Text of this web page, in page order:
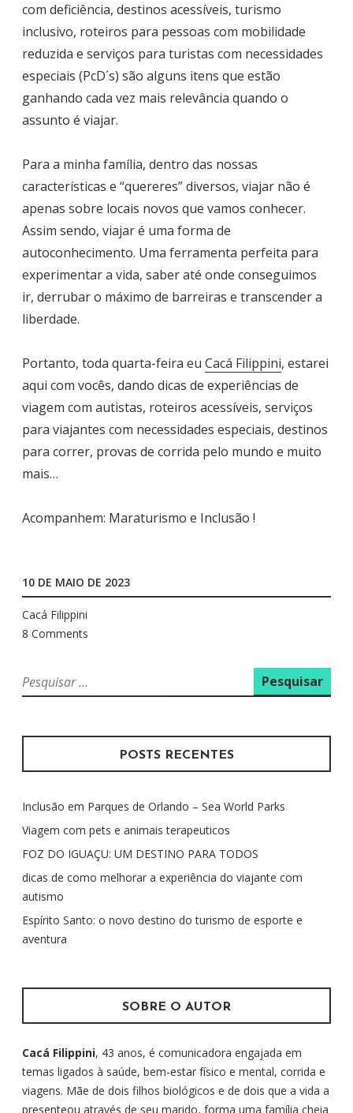
com deficiência, destinos acessíveis, turismo
inclusivo, roteiros para pessoas com mobilidade
reduzida e serviços para turistas com necessidades
especiais (PcD´s) são alguns itens que estão
ganhando cada vez mais relevância quando o
assunto é viajar.
Para a minha família, dentro das nossas
características e “quereres” diversos, viajar não é
apenas sobre locais novos que vamos conhecer.
Assim sendo, viajar é uma forma de
autoconhecimento. Uma ferramenta perfeita para
experimentar a vida, saber até onde conseguimos
ir, derrubar o máximo de barreiras e transcender a
liberdade.
Portanto, toda quarta-feira eu Cacá Filippini, estarei
aqui com vocês, dando dicas de experiências de
viagem com autistas, roteiros acessíveis, serviços
para viajantes com necessidades especiais, destinos
para correr, provas de corrida pelo mundo e muito
mais…
Acompanhem: Maraturismo e Inclusão !
10 DE MAIO DE 2023
Cacá Filippini
8 Comments
P
e
q
i
a
r
p
r
:
POSTS RECENTES
Inclusão em Parques de Orlando – Sea World Parks
Viagem com pets e animais terapeuticos
FOZ DO IGUAÇU: UM DESTINO PARA TODOS
dicas de como melhorar a experiência do viajante com
autismo
Espírito Santo: o novo destino do turismo de esporte e
aventura
SOBRE O AUTOR
Cacá Filippini, 43 anos, é comunicadora engajada em
temas ligados à saúde, bem-estar físico e mental, corrida e
viagens. Mãe de dois filhos biológicos e de dois que a vida a
presenteou através de seu marido, forma uma família cheia